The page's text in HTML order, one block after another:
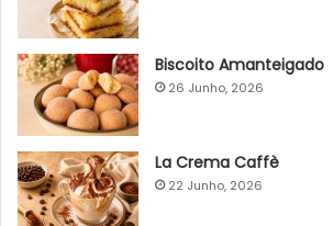
Biscoito Amanteigado
26 Junho, 2026
La Crema Caffè
22 Junho, 2026